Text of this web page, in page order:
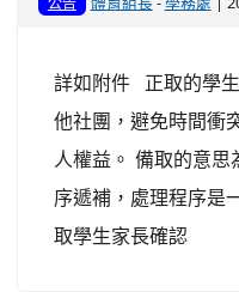
詳如附件 正取的學
他社團，避免時間衝
人權益。 備取的意
序遞補，處理程序是
取學生家長確認